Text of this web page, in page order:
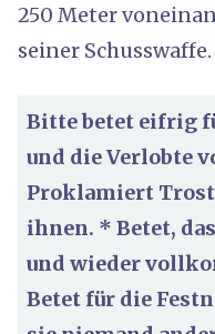
250 Meter
seiner Schusswaffe.
Bitte betet eifrig
und die Verlobte
Proklamiert
ihnen. * Betet,
und wieder
Betet für die